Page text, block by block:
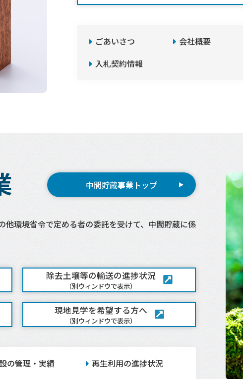
ごあいさつ 会社概要
入札契約情報
中間貯蔵事業トップ
他環境省令で定める者の委託を受けて、中間貯蔵に係
除去土壌等の輸送の進捗状況
（別ウィンドウで表示）
現地見学を希望する方へ
（別ウィンドウで表示）
の管理・実績
再生利用の進捗状況